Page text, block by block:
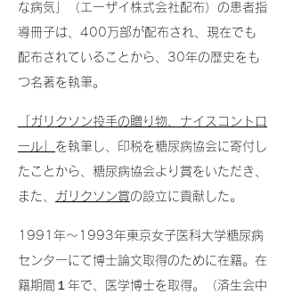
な病気」（エーザイ株式会社配布）の患者指
導冊子は、400万部が配布され、現在でも
配布されていることから、30年の歴史をも
つ名著を執筆。
「ガリクソン投手の贈り物、ナイスコントロ
ール」 を執筆し、印税を糖尿病協会に寄付し
たことから、糖尿病協会より賞をいただき、
また、
ガリクソン賞の設立に貢献した。
1991年～1993年東京女子医科大学糖尿病
センターにて博士論文取得のために在籍。在
籍期間１年で、医学博士を取得。（済生会中